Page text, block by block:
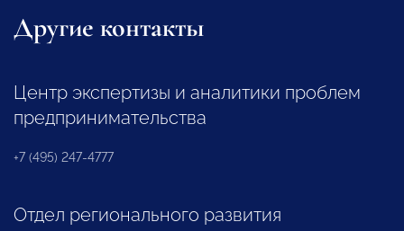
Другие контакты
Центр экспертизы и аналитики проблем
предпринимательства
+7 (495) 247-4777
Отдел регионального развития